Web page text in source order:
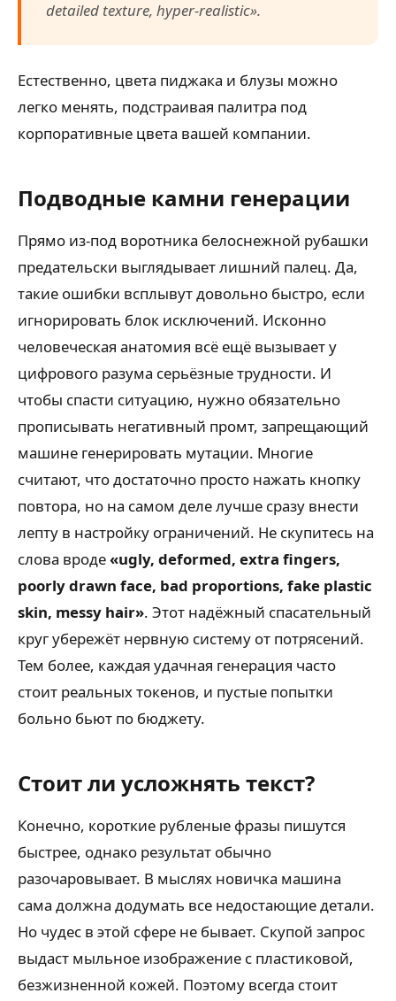
detailed texture, hyper-realistic».
Естественно, цвета пиджака и блузы можно
легко менять, подстраивая палитра под
корпоративные цвета вашей компании.
Подводные камни генерации
Прямо из-под воротника белоснежной рубашки
предательски выглядывает лишний палец. Да,
такие ошибки всплывут довольно быстро, если
игнорировать блок исключений. Исконно
человеческая анатомия всё ещё вызывает у
цифрового разума серьёзные трудности. И
чтобы спасти ситуацию, нужно обязательно
прописывать негативный промт, запрещающий
машине генерировать мутации. Многие
считают, что достаточно просто нажать кнопку
повтора, но на самом деле лучше сразу внести
лепту в настройку ограничений. Не скупитесь на
слова вроде«ugly, deformed, extra fingers,
poorly drawn face, bad proportions, fake plastic
skin, messy hair». Этот надёжный спасательный
круг убережёт нервную систему от потрясений.
Тем более, каждая удачная генерация часто
стоит реальных токенов, и пустые попытки
больно бьют по бюджету.
Стоит ли усложнять текст?
Конечно, короткие рубленые фразы пишутся
быстрее, однако результат обычно
разочаровывает. В мыслях новичка машина
сама должна додумать все недостающие детали.
Но чудес в этой сфере не бывает. Скупой запрос
выдаст мыльное изображение с пластиковой,
безжизненной кожей. Поэтому всегда стоит